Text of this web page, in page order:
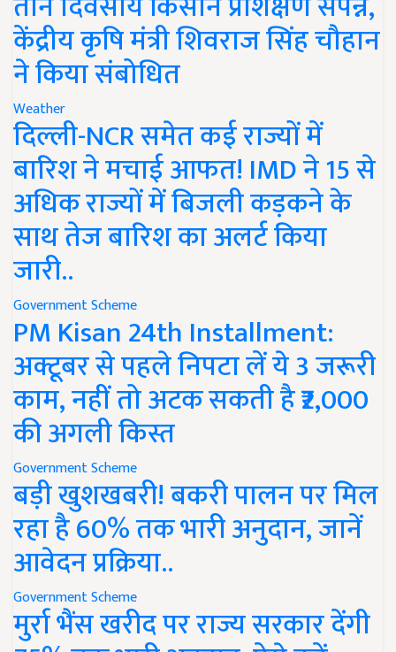
केंद्रीय कृषि मंत्री शिवराज सिंह चौहान
ने किया संबोधित
Weather
दिल्ली-NCR समेत कई राज्यों में
बारिश ने मचाई आफत! IMD ने 15 से
अधिक राज्यों में बिजली कड़कने के
साथ तेज बारिश का अलर्ट किया
जारी..
Government Scheme
PM Kisan 24th Installment:
अक्टूबर से पहले निपटा लें ये 3 जरूरी
काम, नहीं तो अटक सकती है ₹2,000
की अगली किस्त
Government Scheme
बड़ी खुशखबरी! बकरी पालन पर मिल
रहा है 60% तक भारी अनुदान, जानें
आवेदन प्रक्रिया..
Government Scheme
मुर्रा भैंस खरीद पर राज्य सरकार देंगी